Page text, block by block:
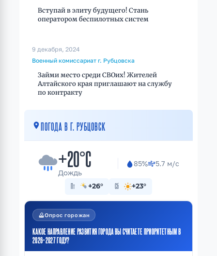
Вступай в элиту будущего! Стань
оператором беспилотных систем
9 декабря, 2024
Военный комиссариат г. Рубцовска
Займи место среди СВОих! Жителей
Алтайского края приглашают на службу
по контракту
ПОГОДА В Г. РУБЦОВСК
+20°C
Дождь
85% 5.7 м/с
Пт +26° Сб +23°
how_to_voteОпрос горожан
КАКОЕ НАПРАВЛЕНИЕ РАЗВИТИЯ ГОРОДА ВЫ СЧИТАЕТЕ ПРИОРИТЕТНЫМ В
2026–2027 ГОДУ?